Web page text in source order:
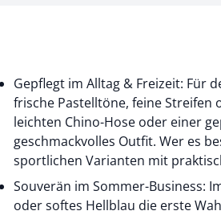
Gepflegt im Alltag & Freizeit: Für
frische Pastelltöne, feine
leichten Chino-Hose oder einer
geschmackvolles Outfit. Wer es
sportlichen Varianten mit
Souverän im Sommer-Business:
oder softes Hellblau die erste